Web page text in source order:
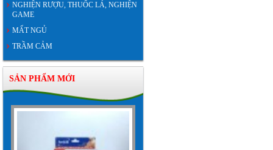
NGHIỆN RƯỢU, THUỐC LÁ, NGHIỆN
GAME
MẤT NGỦ
TRẦM CẢM
SẢN PHẨM MỚI